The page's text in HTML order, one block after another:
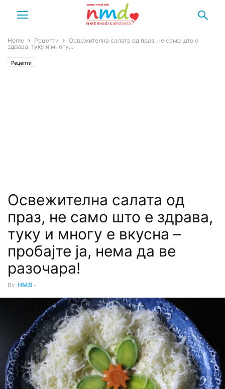
Home Рецепти
Освежителна салата од праз, не само што е
здрава, туку и многу...
Рецепти
Освежителна салата од
праз, не само што е здрава,
туку и многу е вкусна –
пробајте ја, нема да ве
разочара!
By НМД -